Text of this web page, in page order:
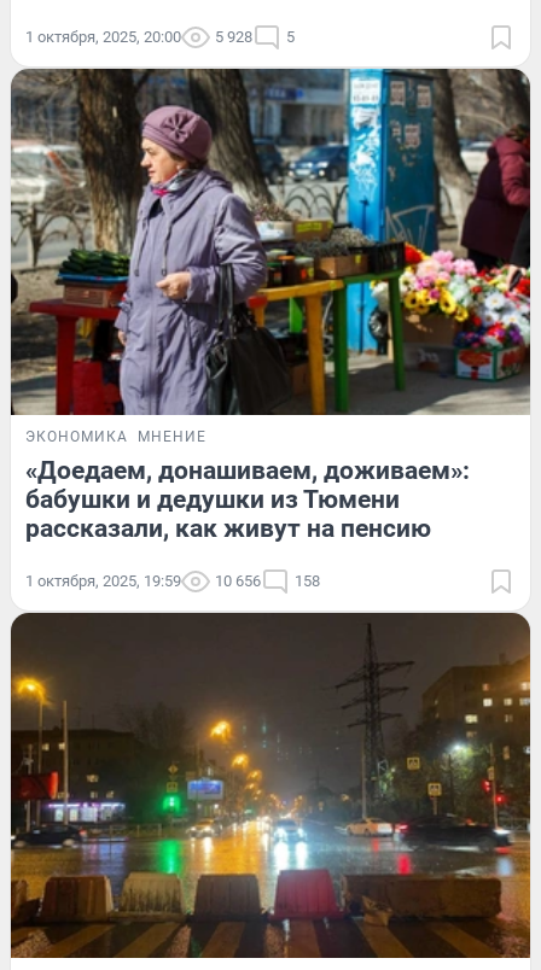
1 октября, 2025, 20:00 5 928 5
ЭКОНОМИКА МНЕНИЕ
«Доедаем, донашиваем, доживаем»:
бабушки и дедушки из Тюмени
рассказали, как живут на пенсию
1 октября, 2025, 19:59 10 656 158